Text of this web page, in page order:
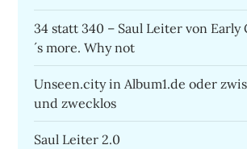
34 statt 340 – Saul Leiter von Early
´s more. Why not
Unseen.city in Album1.de oder
und zwecklos
Saul Leiter 2.0